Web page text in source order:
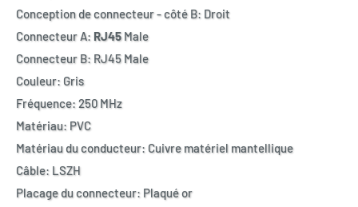
Conception de connecteur - côté B: Droit
Connecteur A: RJ45Male
Connecteur B: RJ45 Male
Couleur: Gris
Fréquence: 250 MHz
Matériau: PVC
Matériau du conducteur: Cuivre matériel mantellique
Câble: LSZH
Placage du connecteur: Plaqué or